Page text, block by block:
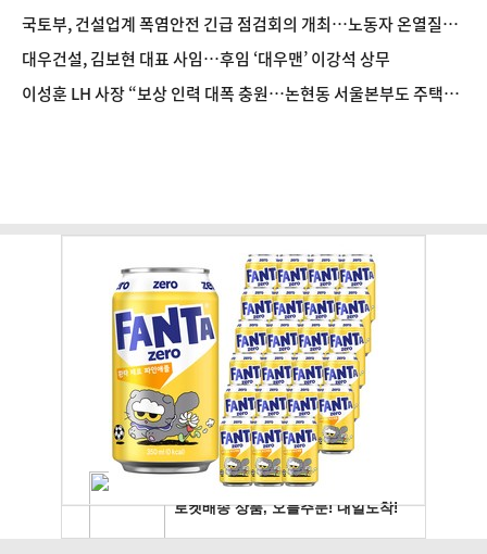
국토부, 건설업계 폭염안전 긴급 점검회의 개최…노동자 온열질환
예방
대우건설, 김보현 대표 사임…후임 ‘대우맨’ 이강석 상무
이성훈 LH 사장 “보상 인력 대폭 충원…논현동 서울본부도 주택으